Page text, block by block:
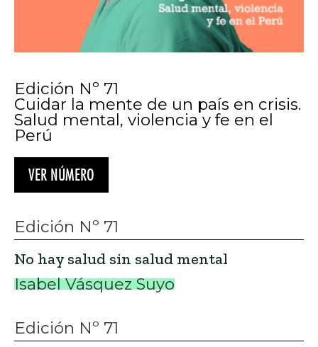
Edición Nº 71
Cuidar la mente de un país en crisis.
Salud mental, violencia y fe en el
Perú
VER NÚMERO
Edición Nº 71
No hay salud sin salud mental
Isabel Vásquez Suyo
Edición Nº 71